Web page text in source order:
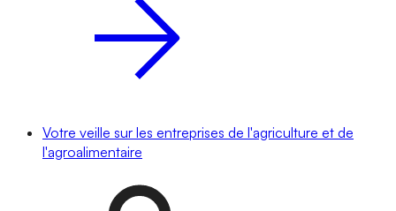
Votre veille sur les entreprises de l'agriculture et de
l'agroalimentaire